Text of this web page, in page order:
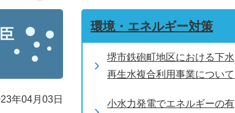
年04月03日
環境・エネルギー対策
堺市鉄砲町地区における下水
再生水複合利用事業について
小水力発電でエネルギーの有